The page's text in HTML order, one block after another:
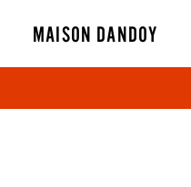
MAISON DANDOY